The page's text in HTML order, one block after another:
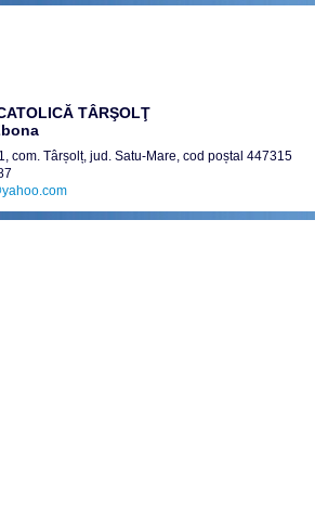
TÂRŞOLŢ
com. Târșolț, jud. Satu-Mare, cod poștal 447315